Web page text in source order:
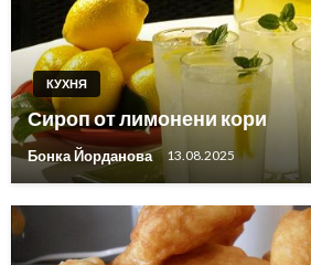
КУХНЯ
Сироп от лимонени кори
Бонка Йорданова 13.08.2025